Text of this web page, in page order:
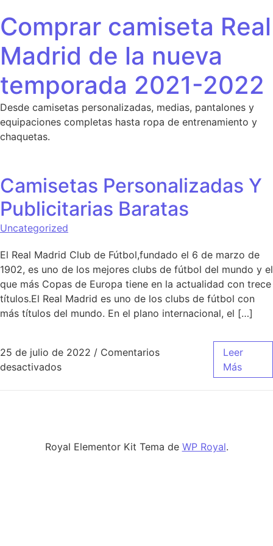
Comprar camiseta Real
Madrid de la nueva
temporada 2021-2022
Desde camisetas personalizadas, medias, pantalones y
equipaciones completas hasta ropa de entrenamiento y
chaquetas.
Camisetas Personalizadas Y
Publicitarias Baratas
Uncategorized
El Real Madrid Club de Fútbol,fundado el 6 de marzo de
1902, es uno de los mejores clubs de fútbol del mundo y el
que más Copas de Europa tiene en la actualidad con trece
títulos.El Real Madrid es uno de los clubs de fútbol con
más títulos del mundo. En el plano internacional, el […]
25 de julio de 2022 / Comentarios
desactivadosen Camisetas Personalizadas Y Publicitarias
Leer
Más
Royal Elementor Kit Tema de WP Royal.